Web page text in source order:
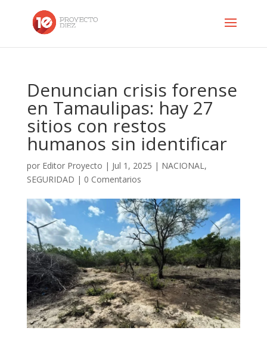
Denuncian crisis forense
en Tamaulipas: hay 27
sitios con restos
humanos sin identificar
por Editor Proyecto | Jul 1, 2025 | NACIONAL,
SEGURIDAD | 0 Comentarios